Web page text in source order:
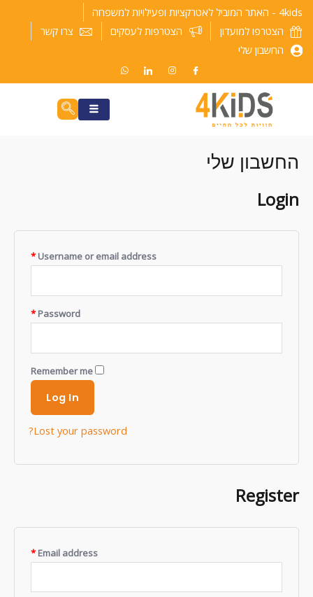
דילוג
לתוכן
4kids - האתר המוביל לאטרקציות ופעילויות למשפחה
הצטרפו למועדון
הצטרפות לעסקים
צרו קשר
החשבון שלי
החשבון שלי
Login
Username or email address
*
Password
*
Remember me
Log In
Lost your password?
Register
Email address
*